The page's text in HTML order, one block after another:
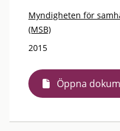
Myndigheten för
(MSB)
2015
Öppna